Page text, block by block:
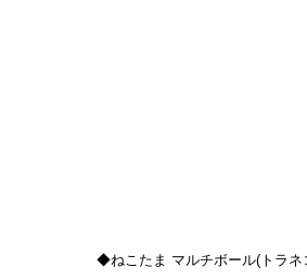
◆ねこたま マルチボール(トラ